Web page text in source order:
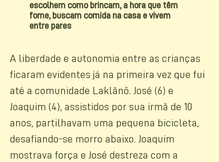
escolhem como brincam, a hora que têm
fome, buscam comida na casa e vivem
entre pares
A liberdade e autonomia entre as crianças
ficaram evidentes já na primeira vez que fui
até a comunidade Laklãnõ. José (6) e
Joaquim (4), assistidos por sua irmã de 10
anos, partilhavam uma pequena bicicleta,
desafiando-se morro abaixo. Joaquim
mostrava força e José destreza com a